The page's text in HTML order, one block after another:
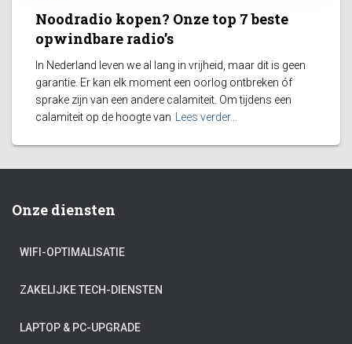
Noodradio kopen? Onze top 7 beste
opwindbare radio’s
In Nederland leven we al lang in vrijheid, maar dit is geen
garantie. Er kan elk moment een oorlog ontbreken óf
sprake zijn van een andere calamiteit. Om tijdens een
calamiteit op de hoogte van
Lees verder…
Onze diensten
WIFI-OPTIMALISATIE
ZAKELIJKE TECH-DIENSTEN
LAPTOP & PC-UPGRADE